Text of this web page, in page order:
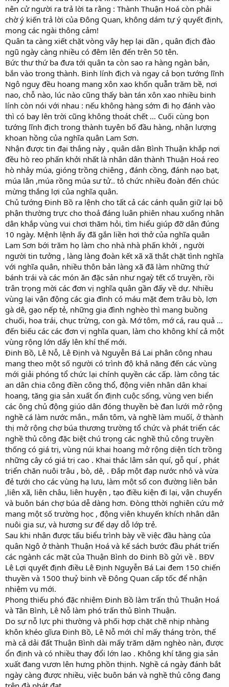
nên cử người ra trả lời ta rằng : Thành Thuận Hoá còn phải
chờ ý kiến trả lời của Đông Quan, không dám tự ý quyết định,
mong các ngài thông cảm!
Quân ta càng xiết chặt vòng vây hẹp lại dần , quân địch đào
ngũ ngày càng nhiều có đêm lên đến trên 50 tên.
Bức thư thứ ba đưa tới quân ta còn sao ra hàng ngàn bản,
bắn vào trong thành. Binh lính địch và ngay cả bọn tướng lĩnh
Ngô nguỵ đều hoang mang xôn xao khốn quẫn trăm bề, nơi
nao, chỗ nào, lúc nào cũng thấy bàn tán xôn xao nhiều binh
lính còn nói với nhau : nếu không hàng sớm đi họ đánh vào
thì có bay lên trời cũng không thoát chết … Cuối cùng bọn
tướng lĩnh địch trong thành tuyên bố đầu hàng, nhận lượng
khoan hồng của nghĩa quân Lam Sơn.
Nhận được tin đại thắng này , quân dân Bình Thuận khắp nơi
đều hò reo phấn khởi nhất là nhân dân thành Thuận Hoá reo
hò nhảy múa, gióng trồng chiêng , đánh cồng, đánh nạo bạt,
múa lân ,múa rồng múa sư tử.. tỏ chức nhiều đoàn đến chúc
mừng thắng lợi của nghĩa quân.
Chủ tướng Đinh Bồ ra lệnh cho tất cả các cánh quân giữ lại bộ
phận thường trực cho thoả đáng luân phiên nhau xuống nhân
dân khắp vùng vui chơi thăm hỏi, tìm hiểu giúp đỡ dân đúng
10 ngày. Mệnh lệnh ấy đã gắn liền hơi thở của nghĩa quân
Lam Sơn bới trăm họ làm cho nhà nhà phấn khởi , người
người tin tưởng , làng làng đoàn kết xã xã thắt chặt tình nghĩa
với nghĩa quân, nhiều thôn bản làng xã đã làm những thứ
bánh trái và các món ăn đặc sản như ngaỳ tết cố truyền, rồi
trân trọng mời các đơn vị nghĩa quân gần đấy về dự. Nhiều
vùng lại vận động các gia đình có máu mặt đem trâu bò, lợn
gà dê, gạo nếp tẻ, những gia đình nghèo thì mang buồng
chuối, hoa trái, chục trừng, con gà. Mớ tôm, mớ cá, rau quả …
đến biếu các các đơn vị nghĩa quan, làm cho không khí cả một
vùng rộng lớn dấy lên khí thế mới.
Đinh Bồ, Lê Nỗ, Lê Định và Nguyễn Bá Lai phân công nhau
mang theo một số người có trình độ khả năng đến các vùng
mới giải phóng tổ chức lại chính quyền các cấp. làm công tác
an dân chia công điền công thổ, động viên nhân dân khai
hoang, tăng gia sản xuất ổn định cuộc sống, vùng ven biển
các ông chủ động giúo dân đóng thuyền bè đan lưới mở rộng
nghề cá làm nước mắn., mắn tôm, và nghề làm muốí, ở thành
thị mở rộng chợ búa thương trường tổ chức và phát triển các
nghề thủ công đặc biệt chú trọng các nghề thủ công truyền
thống có giá trị, vùng núi khai hoang mở rộng diện tích trồng
những cây có giá trị cao . Khai thác lâm sản quí, gỗ quí , phát
triển chăn nuôi trâu , bò, dê, . Đắp một đạp nước nhỏ và vừa
đẻ tưới cho các vùng hạ lưu, làm một số con đường liên bản
,liên xã, liên châu, liên huyện , tạo điều kiện đi lại, vận chuyển
và buôn bán chợ búa dễ dàng hơn. Đòng tthời nghiên cứu mở
mang một số trường học , động viên khuyến khích nhân dân
nuôi gia sư, và hương sư để dạy dỗ lớp trẻ.
Sau khi nhân được tấu biểu trình bày về việc đầu hàng của
quân Ngô ở thành Thuận Hoá và kế sách bước đầu phát triển
các ngành các mặt của Thuận Bình do Đinh Bồ gửi về . BĐV
Lê Lợi quyết định điều Lê Định Nguyễn Bá Lai đem 150 chiến
thuyền và 1500 thuỷ binh về Đông Quan cấp tốc để nhận
nhiệm vụ mới.
Phong thiếu phó đặc nhiệm Đinh Bồ làm trấn thủ Thuận Hoá
và Tân Bình, Lê Nỗ làm phó trấn thủ Bình Thuận.
Do sự nỗ lực phi thường và phối hợp chặt chẽ nhịp nhàng
khôn khéo gĩưa Đinh Bồ, Lê Nỗ mới chỉ mấy tháng tròn, thế
mà cả dải đất Thuận Bình dài mấy trăm dặm nghèo nàn, được
ổn định và có nhiều thay đổi lớn lao . Không khí tăng gia sản
xuất đang vươn lên hưng phồn thịnh. Nghề cá ngày đánh bắt
ngày càng được nhiều, việc buôn bán và nghề thủ công đang